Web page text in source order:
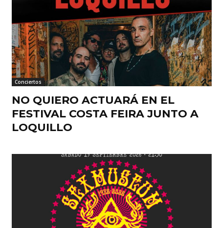
Conciertos
NO QUIERO ACTUARÁ EN EL
FESTIVAL COSTA FEIRA JUNTO A
LOQUILLO